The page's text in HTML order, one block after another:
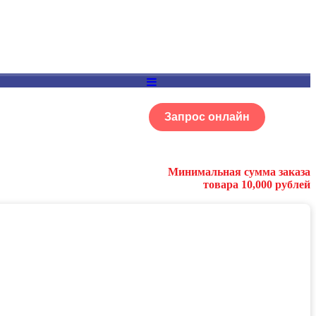
Запрос онлайн
Минимальная сумма заказа
товара 10,000 рублей